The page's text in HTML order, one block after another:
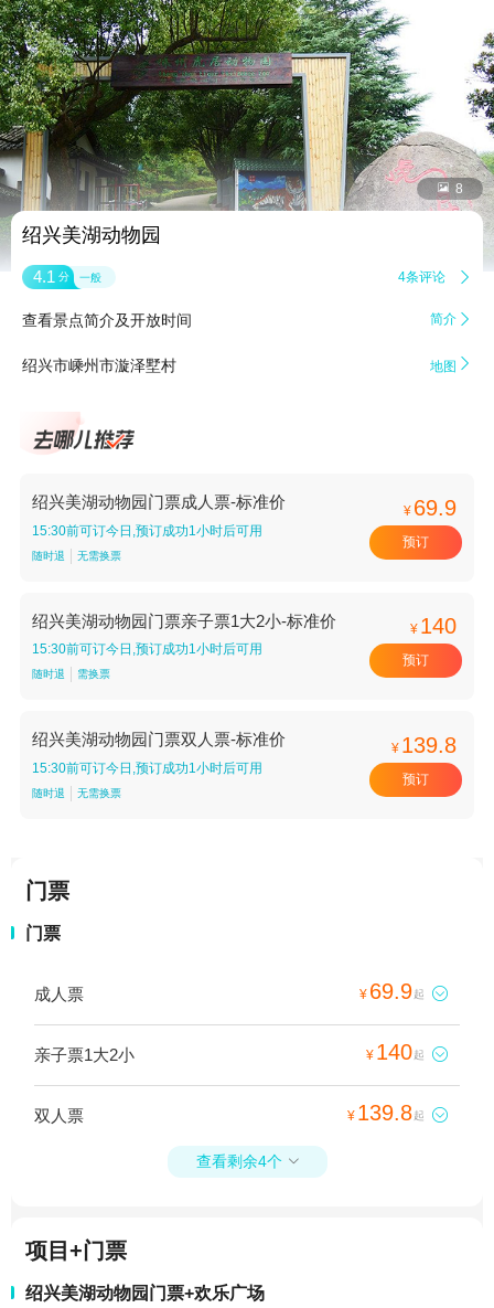
 8
绍兴美湖动物园
4.1 分 一般 4条评论 
查看景点简介及开放时间 简介 
绍兴市嵊州市漩泽墅村 地图 
绍兴美湖动物园门票成人票-标准价
15:30前可订今日,预订成功1小时后可用
随时退 无需换票
¥ 69.9
预订
绍兴美湖动物园门票亲子票1大2小-标准价
15:30前可订今日,预订成功1小时后可用
随时退 需换票
¥ 140
预订
绍兴美湖动物园门票双人票-标准价
15:30前可订今日,预订成功1小时后可用
随时退 无需换票
¥ 139.8
预订
门票
门票
成人票 ¥ 69.9起 
亲子票1大2小 ¥ 140起 
双人票 ¥ 139.8起 
查看剩余4个 
项目+门票
绍兴美湖动物园门票+欢乐广场
